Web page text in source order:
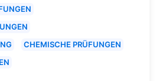
CHEMISCHE PRÜFUNGEN